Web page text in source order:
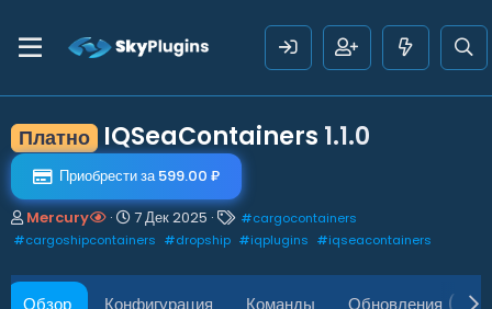
Платно IQSeaContainers 1.1.0
Приобрести за 599.00 ₽
А
в
о
р
Mercury
Д
а
а
с
7 Дек 2025
Т
е
и
#cargocontainers
#cargoshipcontainers #dropship #iqplugins #iqseacontainers